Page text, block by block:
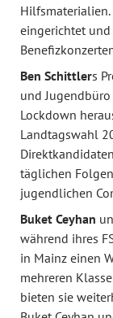
eingerichtet
Ben Schittlers
und
Lockdown
Landtagswahl
täglichen
jugendlichen
Buket Ceyhan
während ihres
in Mainz einen
mehreren
bieten sie